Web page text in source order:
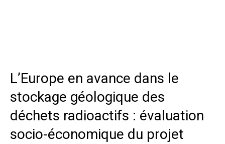
L’Europe en avance dans le
stockage géologique des
déchets radioactifs : évaluation
socio-économique du projet